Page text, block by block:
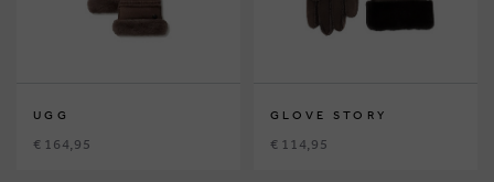
UGG
€ 164,95
GLOVE STORY
€ 114,95